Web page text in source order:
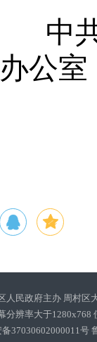
中
公室
人民政府主办 周村区
分辨率大于1280x768
37030602000011号